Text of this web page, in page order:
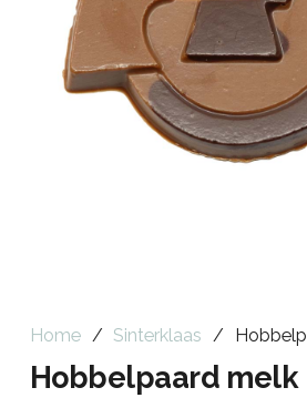
Home / Sinterklaas /
Hobbelpaard melk